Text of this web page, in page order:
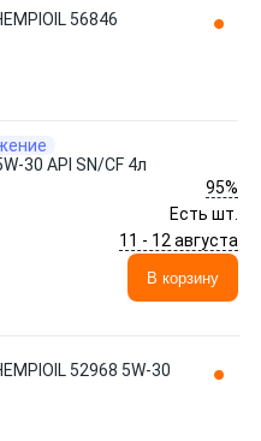
56846
30 API SN/CF 4л
95%
Есть шт.
11 - 12 августа
В корзину
52968 5W-30